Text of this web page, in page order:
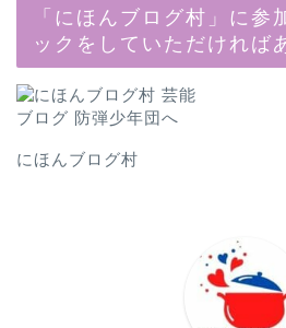
「にほんブログ村」に参
ックをしていただければ
にほんブログ村